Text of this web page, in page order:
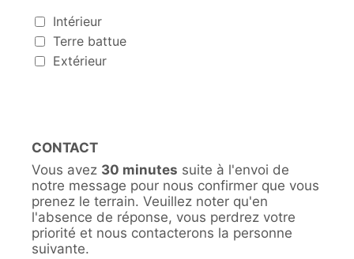
Type de terrain
Intérieur
Terre battue
Extérieur
CONTACT
Vous avez 30 minutes suite à l'envoi de
notre message pour nous confirmer que vous
prenez le terrain. Veuillez noter qu'en
l'absence de réponse, vous perdrez votre
priorité et nous contacterons la personne
suivante.